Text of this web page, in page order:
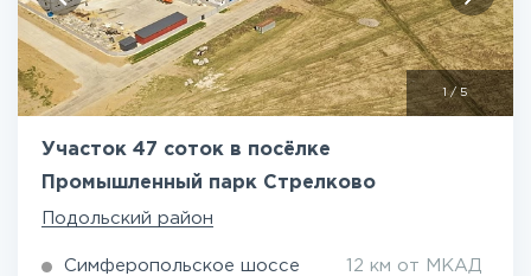
1 / 5
Участок 47 соток в посёлке
Промышленный парк Стрелково
Подольский район
Симферопольское шоссе 12 км от МКАД